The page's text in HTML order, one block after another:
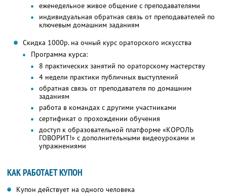
еженедельное живое общение с преподавателями
индивидуальная обратная связь от преподавателей по
ключевым домашним заданиям
Скидка 1000р. на очный курс ораторского искусства
Программа курса:
8 практических занятий по ораторскому мастерству
4 недели практики публичных выступлений
обратная связь от преподавателя по домашним
заданиям
работа в командах с другими участниками
сертификат о прохождении обучения
доступ к образовательной платформе «КОРОЛЬ
ГОВОРИТ!» с дополнительными видеоуроками и
упражнениями
КАК РАБОТАЕТ КУПОН
Купон действует на одного человека